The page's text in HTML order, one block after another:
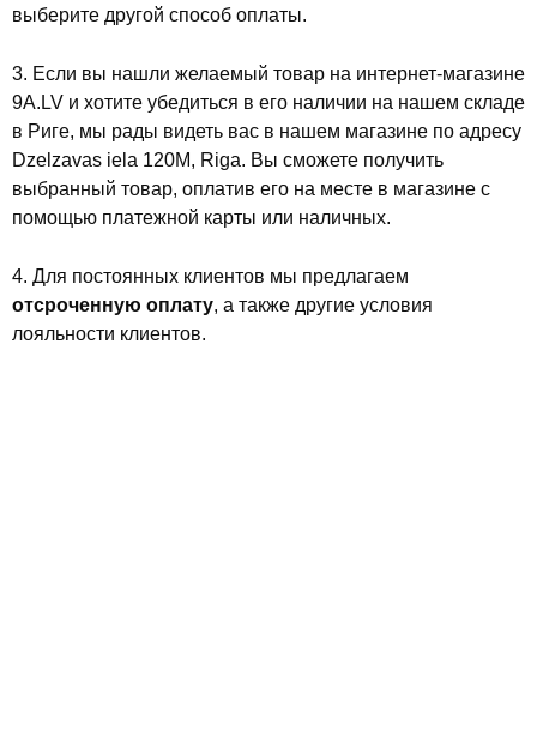
выберите другой способ оплаты.
3. Если вы нашли желаемый товар на интернет-магазине
9A.LV и хотите убедиться в его наличии на нашем складе
в Риге, мы рады видеть вас в нашем магазине по адресу
Dzelzavas iela 120M, Riga. Вы сможете получить
выбранный товар, оплатив его на месте в магазине с
помощью платежной карты или наличных.
4. Для постоянных клиентов мы предлагаем
отсроченную оплату, а также другие условия
лояльности клиентов.